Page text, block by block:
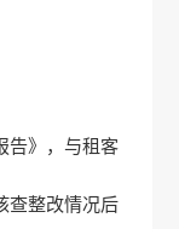
告》，与租客
查整改情况后